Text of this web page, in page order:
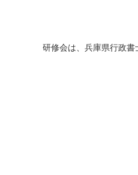
研修会は、兵庫県行政書